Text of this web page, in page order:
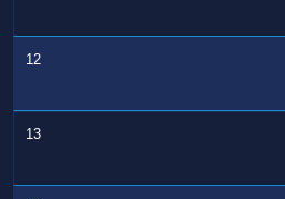
12
13